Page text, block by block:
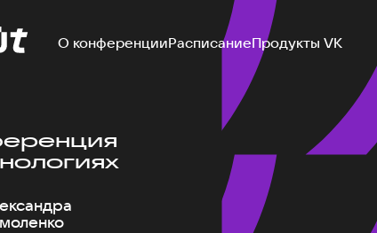
О конференцииРасписаниеПродукты VK